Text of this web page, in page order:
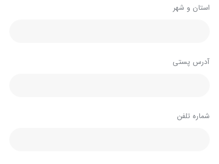
استان و شهر
آدرس پستی
شماره تلفن